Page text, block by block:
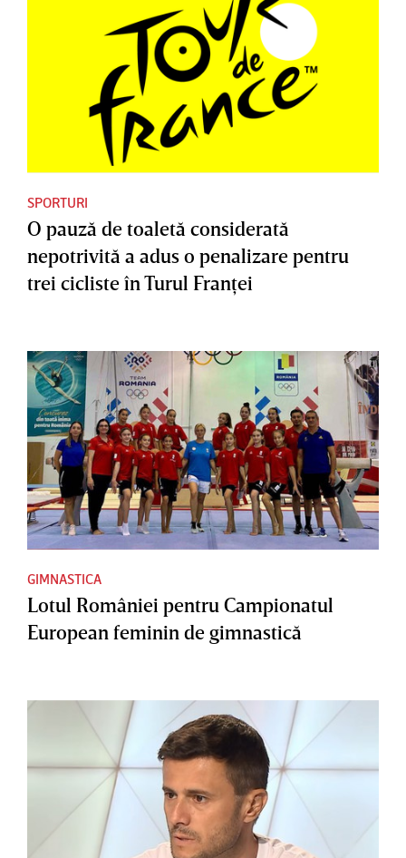
SPORTURI
O pauză de toaletă considerată
nepotrivită a adus o penalizare pentru
trei cicliste în Turul Franţei
GIMNASTICA
Lotul României pentru Campionatul
European feminin de gimnastică